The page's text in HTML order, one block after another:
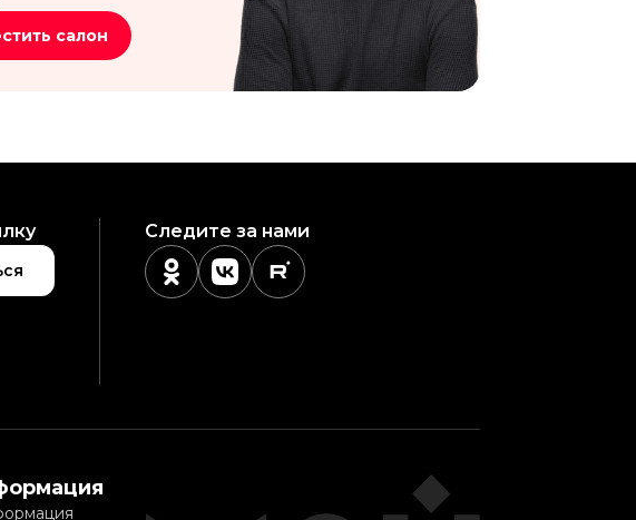
салон
Следите за нами